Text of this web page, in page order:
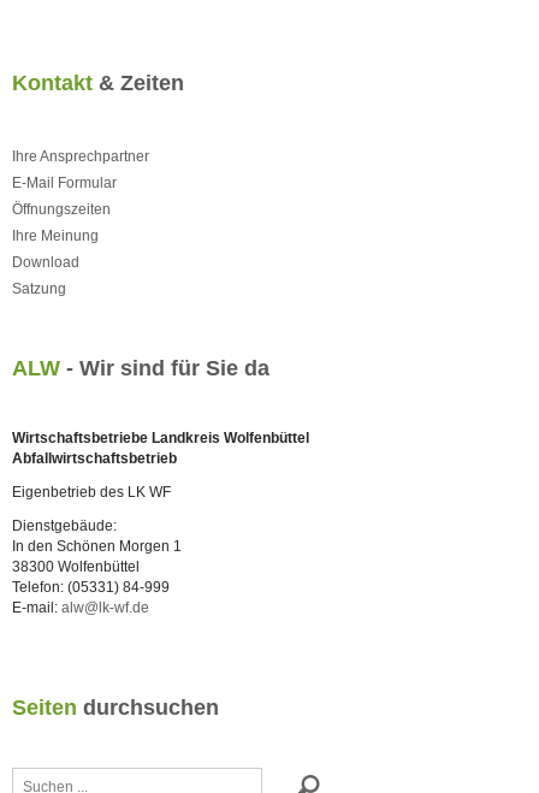
Kontakt & Zeiten
Ihre Ansprechpartner
E-Mail Formular
Öffnungszeiten
Ihre Meinung
Download
Satzung
ALW - Wir sind für Sie da
Wirtschaftsbetriebe Landkreis Wolfenbüttel
Abfallwirtschaftsbetrieb
Eigenbetrieb des LK WF
Dienstgebäude:
In den Schönen Morgen 1
38300 Wolfenbüttel
Telefon: (05331) 84-999
E-mail: alw@lk-wf.de
Seiten durchsuchen
Suchen